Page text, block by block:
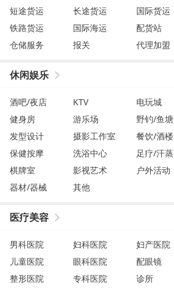
短途货运
长途货运 国际货运
铁路货运
国际海运 配货站
仓储服务
报关 代理加盟
休闲娱乐
酒吧/夜店 KTV 电玩城
健身房
游乐场 野钓/鱼塘
发型设计
摄影工作室 餐饮/酒楼
保健按摩
洗浴中心 足疗/汗蒸
棋牌室
影视艺术 户外活动
器材/器械
其他
医疗美容
男科医院 妇科医院 妇产医院
儿童医院
眼科医院 配眼镜
整形医院
专科医院 诊所